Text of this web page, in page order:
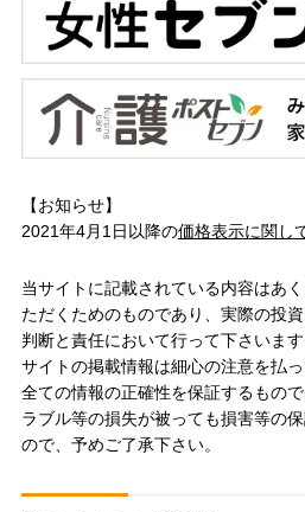
【お知らせ】
2021年4月1日以降の価格表示に関し
当サイトに記載されている内容はあ
ただくためのものであり、実際の投
判断と責任において行って下さいま
サイトの掲載情報は細心の注意を払
全ての情報の正確性を保証するもの
ラブル等の損失が被っても損害等の
ので、予めご了承下さい。